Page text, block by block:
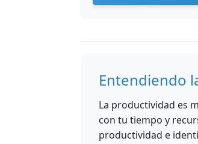
Entendiendo
La productividad es
con tu tiempo y
productividad e